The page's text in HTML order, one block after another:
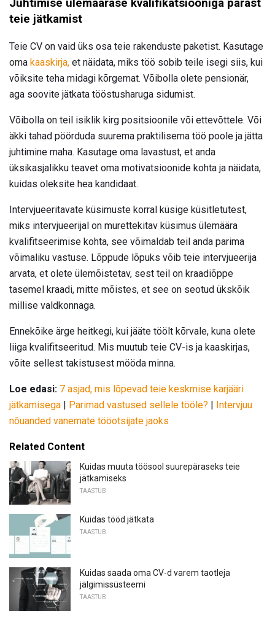
Juhtimise ülemäärase kvalifikatsiooniga pärast
teie jätkamist
Teie CV on vaid üks osa teie rakenduste paketist. Kasutage
oma kaaskirja, et näidata, miks töö sobib teile isegi siis, kui
võiksite teha midagi kõrgemat. Võibolla olete pensionär,
aga soovite jätkata tööstusharuga sidumist.
Võibolla on teil isiklik kirg positsioonile või ettevõttele. Või
äkki tahad pöörduda suurema praktilisema töö poole ja jätta
juhtimine maha. Kasutage oma lavastust, et anda
üksikasjalikku teavet oma motivatsioonide kohta ja näidata,
kuidas oleksite hea kandidaat.
Intervjueeritavate küsimuste korral küsige küsitletutest,
miks intervjueerijal on murettekitav küsimus ülemäära
kvalifitseerimise kohta, see võimaldab teil anda parima
võimaliku vastuse. Lõppude lõpuks võib teie intervjueerija
arvata, et olete ülemõistetav, sest teil on kraadiõppe
tasemel kraadi, mitte mõistes, et see on seotud ükskõik
millise valdkonnaga.
Ennekõike ärge heitkegi, kui jääte töölt kõrvale, kuna olete
liiga kvalifitseeritud. Mis muutub teie CV-is ja kaaskirjas,
võite sellest takistusest mööda minna.
Loe edasi: 7 asjad, mis lõpevad teie keskmise karjääri
jätkamisega | Parimad vastused sellele tööle? | Intervjuu
nõuanded vanemate tööotsijate jaoks
Related Content
Kuidas muuta töösool suurepäraseks teie
jätkamiseks
TAASTUB
Kuidas tööd jätkata
TAASTUB
Kuidas saada oma CV-d varem taotleja
jälgimissüsteemi
TAASTUB